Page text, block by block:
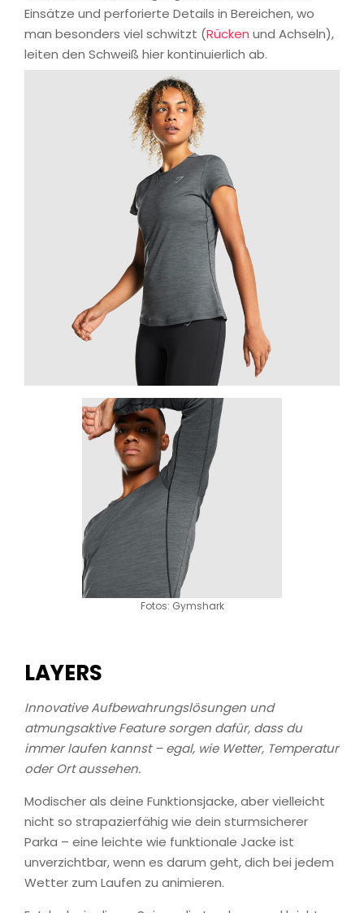
Einsätze und perforierte Details in Bereichen, wo
man besonders viel schwitzt (Rücken und Achseln),
leiten den Schweiß hier kontinuierlich ab.
Fotos: Gymshark
LAYERS
Innovative Aufbewahrungslösungen und
atmungsaktive Feature sorgen dafür, dass du
immer laufen kannst – egal, wie Wetter, Temperatur
oder Ort aussehen.
Modischer als deine Funktionsjacke, aber vielleicht
nicht so strapazierfähig wie dein sturmsicherer
Parka – eine leichte wie funktionale Jacke ist
unverzichtbar, wenn es darum geht, dich bei jedem
Wetter zum Laufen zu animieren.